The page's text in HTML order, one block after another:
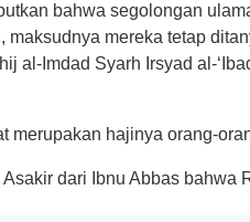
bahwa segolongan
maksudnya mereka tetap
al-Imdad Syarh Irsyad al-
merupakan hajinya orang-
Asakir dari Ibnu Abbas